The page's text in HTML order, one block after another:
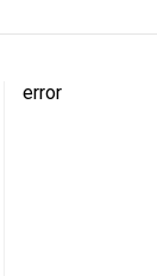
error